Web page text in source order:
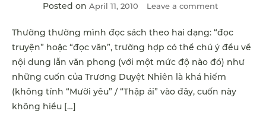
Posted on April 11, 2010 Leave a comment
Thường thường mình đọc sách theo hai dạng: “đọc
truyện” hoặc “đọc văn”, trường hợp có thể chú ý đều về
nội dung lẫn văn phong (với một mức độ nào đó) như
những cuốn của Trương Duyệt Nhiên là khá hiếm
(không tính “Mười yêu” / “Thập ái” vào đây, cuốn này
không hiểu […]